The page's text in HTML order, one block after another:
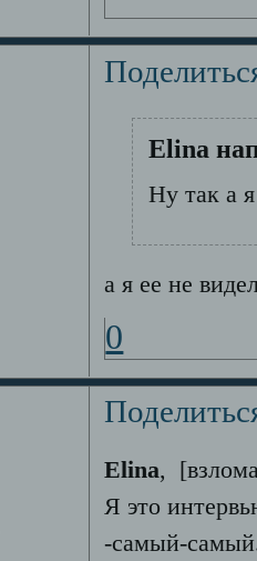
Elina
Ну так а
а я ее не
0
Elina,
Я это
-самый-